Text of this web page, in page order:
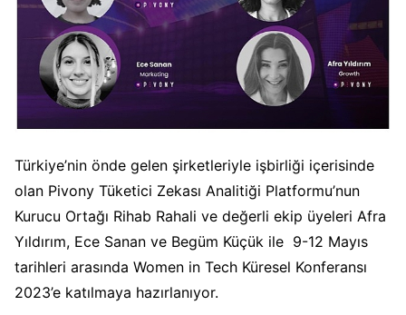
Türkiye’nin önde gelen şirketleriyle işbirliği içerisinde
olan Pivony Tüketici Zekası Analitiği Platformu’nun
Kurucu Ortağı Rihab Rahali ve değerli ekip üyeleri Afra
Yıldırım, Ece Sanan ve Begüm Küçük ile 9-12 Mayıs
tarihleri arasında Women in Tech Küresel Konferansı
2023’e katılmaya hazırlanıyor.